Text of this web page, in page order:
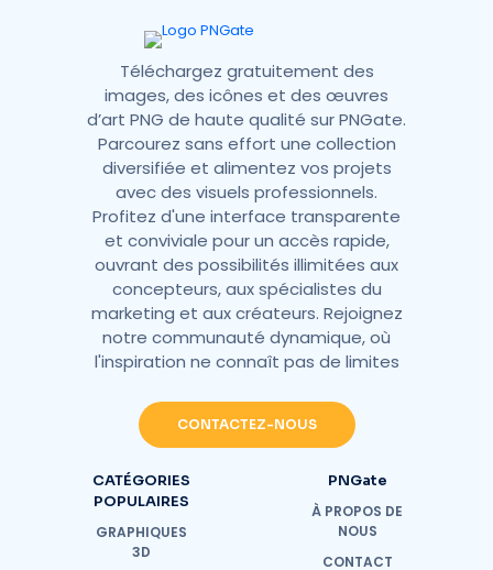
Téléchargez gratuitement des
images, des icônes et des œuvres
d’art PNG de haute qualité sur PNGate.
Parcourez sans effort une collection
diversifiée et alimentez vos projets
avec des visuels professionnels.
Profitez d'une interface transparente
et conviviale pour un accès rapide,
ouvrant des possibilités illimitées aux
concepteurs, aux spécialistes du
marketing et aux créateurs. Rejoignez
notre communauté dynamique, où
l'inspiration ne connaît pas de limites
CONTACTEZ-NOUS
CATÉGORIES
POPULAIRES
GRAPHIQUES
3D
PNGate
À PROPOS DE
NOUS
CONTACT